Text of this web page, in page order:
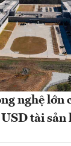
nghệ lớn
tài sản